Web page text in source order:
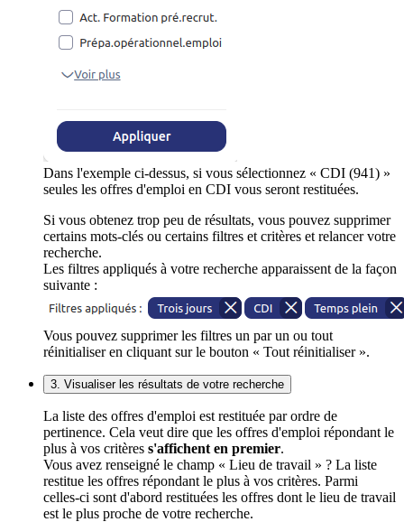
Dans l'exemple ci-dessus, si vous sélectionnez « CDI (941) »
seules les offres d'emploi en CDI vous seront restituées.
Si vous obtenez trop peu de résultats, vous pouvez supprimer
certains mots-clés ou certains filtres et critères et relancer votre
recherche.
Les filtres appliqués à votre recherche apparaissent de la façon
suivante :
Vous pouvez supprimer les filtres un par un ou tout
réinitialiser en cliquant sur le bouton « Tout réinitialiser ».
3. Visualiser les résultats de votre recherche
La liste des offres d'emploi est restituée par ordre de
pertinence. Cela veut dire que les offres d'emploi répondant le
plus à vos critères s'affichent en premier.
Vous avez renseigné le champ « Lieu de travail » ? La liste
restitue les offres répondant le plus à vos critères. Parmi
celles-ci sont d'abord restituées les offres dont le lieu de travail
est le plus proche de votre recherche.